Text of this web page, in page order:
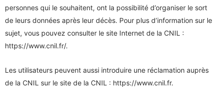
personnes qui le souhaitent, ont la possibilité d’organiser le sort
de leurs données après leur décès. Pour plus d’information sur le
sujet, vous pouvez consulter le site Internet de la CNIL :
https://www.cnil.fr/.
Les utilisateurs peuvent aussi introduire une réclamation auprès
de la CNIL sur le site de la CNIL : https://www.cnil.fr.